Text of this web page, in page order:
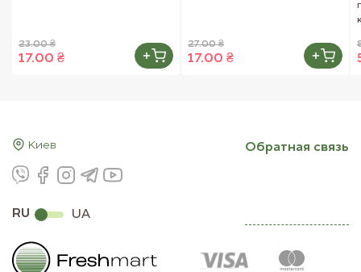
23.00 ₴
17.00 ₴
27.00 ₴
17.00 ₴
Киев
RU UA
Обратная связь